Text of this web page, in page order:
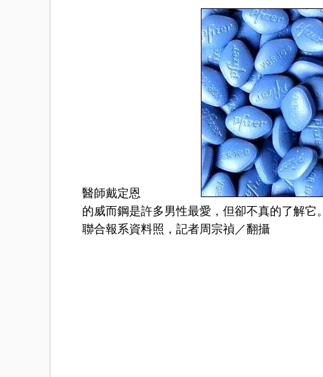
醫師戴定恩
的威而鋼是許多男性最愛，但卻不真的了解它。
聯合報系資料照，記者周宗禎／翻攝